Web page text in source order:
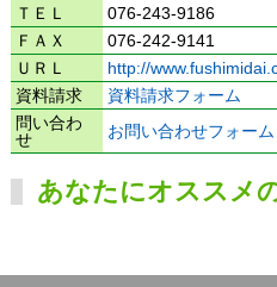
ＴＥＬ
076-243-9186
ＦＡＸ
076-242-9141
ＵＲＬ
http://
資料請求
資料請求フォーム
問い合わ
せ
お問い合わせフォーム
あなたにオススメ